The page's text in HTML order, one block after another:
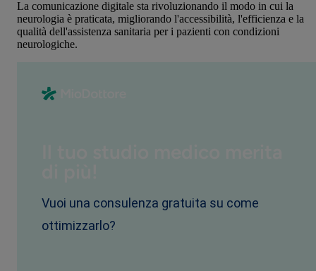
La comunicazione digitale sta rivoluzionando il modo in cui la
neurologia è praticata, migliorando l'accessibilità, l'efficienza e la
qualità dell'assistenza sanitaria per i pazienti con condizioni
neurologiche.
Vuoi una consulenza gratuita su come
ottimizzarlo?